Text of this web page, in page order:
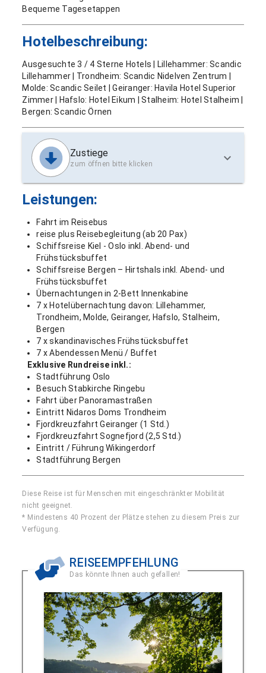
Bequeme Tagesetappen
Hotelbeschreibung:
Ausgesuchte 3 / 4 Sterne Hotels | Lillehammer: Scandic
Lillehammer | Trondheim: Scandic Nidelven Zentrum |
Molde: Scandic Seilet | Geiranger: Havila Hotel Superior
Zimmer | Hafslo: Hotel Eikum | Stalheim: Hotel Stalheim |
Bergen: Scandic Örnen
Zustiege
zum öffnen bitte klicken
Leistungen:
Fahrt im Reisebus
reise plus Reisebegleitung (ab 20 Pax)
Schiffsreise Kiel - Oslo inkl. Abend- und
Frühstücksbuffet
Schiffsreise Bergen – Hirtshals inkl. Abend- und
Frühstücksbuffet
Übernachtungen in 2-Bett Innenkabine
7 x Hotelübernachtung davon: Lillehammer,
Trondheim, Molde, Geiranger, Hafslo, Stalheim,
Bergen
7 x skandinavisches Frühstücksbuffet
7 x Abendessen Menü / Buffet
Exklusive Rundreise inkl.:
Stadtführung Oslo
Besuch Stabkirche Ringebu
Fahrt über Panoramastraßen
Eintritt Nidaros Doms Trondheim
Fjordkreuzfahrt Geiranger (1 Std.)
Fjordkreuzfahrt Sognefjord (2,5 Std.)
Eintritt / Führung Wikingerdorf
Stadtführung Bergen
Diese Reise ist für Menschen mit eingeschränkter Mobilität
nicht geeignet.
* Mindestens 40 Prozent der Plätze stehen zu diesem Preis zur
Verfügung.
REISEEMPFEHLUNG
Das könnte Ihnen auch gefallen!